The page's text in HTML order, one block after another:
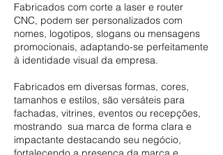
Fabricados com corte a laser e router
CNC, podem ser personalizados com
nomes, logotipos, slogans ou mensagens
promocionais, adaptando-se perfeitamente
à identidade visual da empresa.
Fabricados em diversas formas, cores,
tamanhos e estilos, são versáteis para
fachadas, vitrines, eventos ou recepções,
mostrando sua marca de forma clara e
impactante destacando seu negócio,